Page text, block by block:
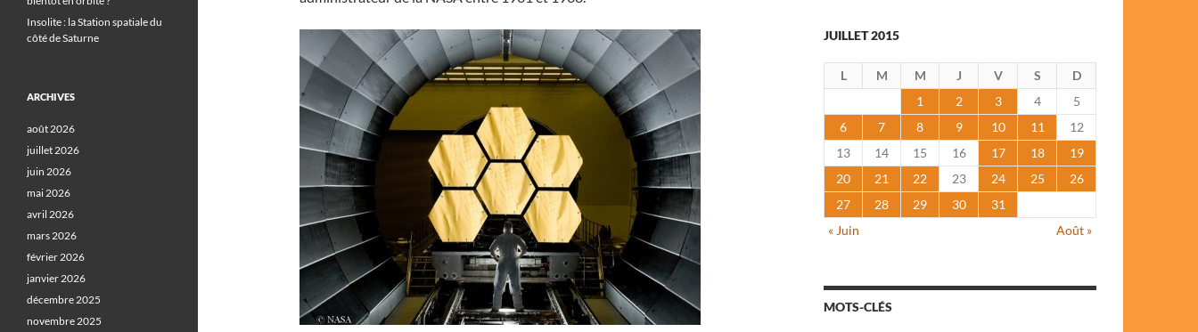
JUILLET 2015
L M M J V S
D
1
2 3 4
5
6
7 8 9 10 11
12
13
14 15 16 17 18
19
20
21 22 23 24 25
26
27
28 29 30
31
« Juin
Août »
MOTS-CLÉS
Insolite : la Station spatiale du
côté de Saturne
ARCHIVES
août 2026
juillet 2026
juin 2026
mai 2026
avril 2026
mars 2026
février 2026
janvier 2026
décembre 2025
novembre 2025